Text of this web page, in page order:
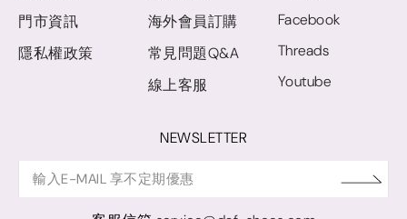
門市資訊
隱私權政策
海外會員訂購
常見問題Q&A
線上客服
Facebook
Threads
Youtube
NEWSLETTER